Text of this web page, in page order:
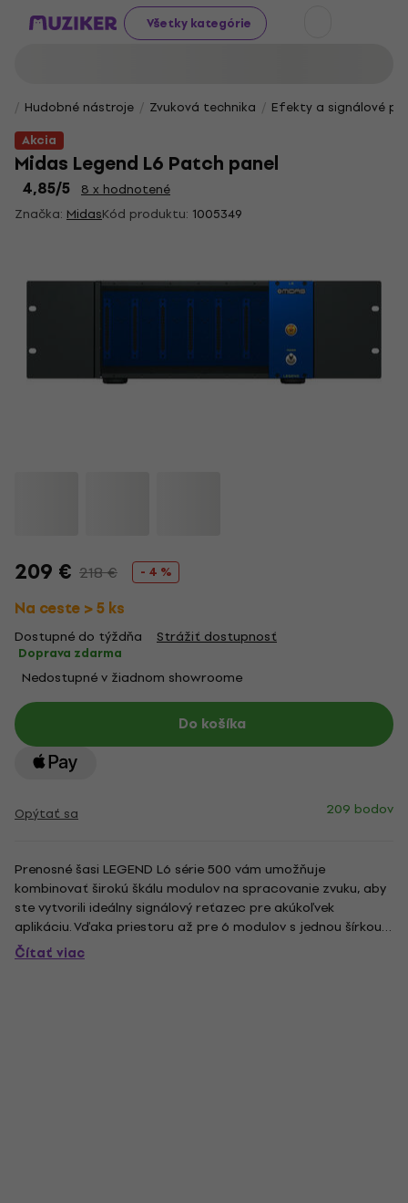
Všetky kategórie
Hudobné nástroje Zvuková technika
Efekty a signálové
Akcia
Midas Legend L6 Patch panel
4,85/5
8 x hodnotené
Značka: MidasKód produktu: 1005349
209 € 218 € - 4 %
Na ceste > 5 ks
Dostupné do týždňa Strážiť dostupnosť
Doprava zdarma
Nedostupné v žiadnom showroome
Do košíka
Opýtať sa 209 bodov
Prenosné šasi LEGEND L6 série 500 vám umožňuje
kombinovať širokú škálu modulov na spracovanie zvuku, aby
ste vytvorili ideálny signálový reťazec pre akúkoľvek
aplikáciu. Vďaka priestoru až pre 6 modulov s jednou šírkou,
pokročilému smerovaniu zvuku pre zjednodušenú kabeláž a
robustnému univerzálnemu prepínaciemu zdroju napájania s
Čítať viac